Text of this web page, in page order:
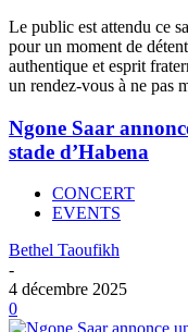
Le public est attendu ce
pour un moment de
authentique et esprit
un rendez-vous à ne pas
Ngone Saar
stade d’Habena
CONCERT
EVENTS
Bethel Taoufikh
-
4 décembre 2025
0